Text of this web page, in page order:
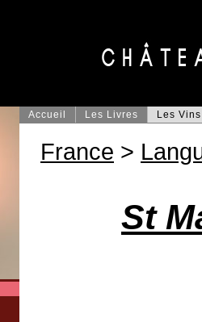
Accueil Les Livres Les Vins
France >
St